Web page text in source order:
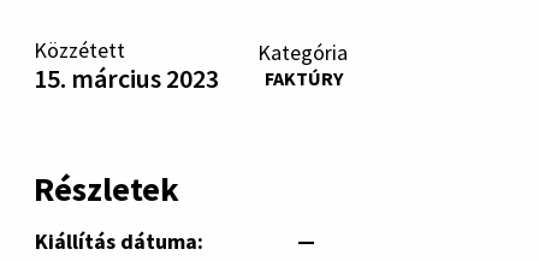
Közzétett
15. március 2023
Kategória
FAKTÚRY
Részletek
Kiállítás dátuma:
—